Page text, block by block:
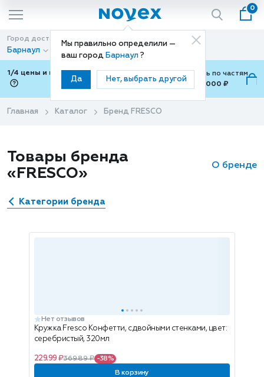
Мы правильно определили —
ваш город Барнаул ?
Да Нет, выбрать другой
0
Город доставки
Барнаул
Способ доставки
Доставка
1/4 цены и покупки ваши с Подели
Можно оплатить по частям
от 700 ₽ до 15,000 ₽
Главная Каталог Бренд FRESCO
Товары бренда
«FRESCO»
О бренде
Категории бренда
Нет отзывов
Кружка Fresco Конфетти, с двойными стенками, цвет:
серебристый, 320мл
229.99 ₽369.89 ₽ -38%
В корзину